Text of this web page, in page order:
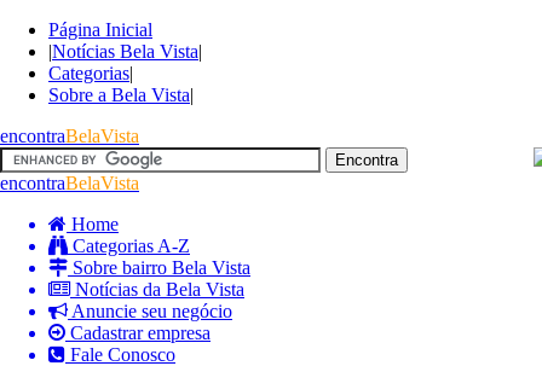
Página Inicial
|Notícias Bela Vista|
Categorias|
Sobre a Bela Vista|
encontraBelaVista
encontraBelaVista
Home
Categorias A-Z
Sobre bairro Bela Vista
Notícias da Bela Vista
Anuncie seu negócio
Cadastrar empresa
Fale Conosco